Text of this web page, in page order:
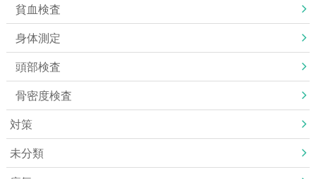
貧血検査
身体測定
頭部検査
骨密度検査
対策
未分類